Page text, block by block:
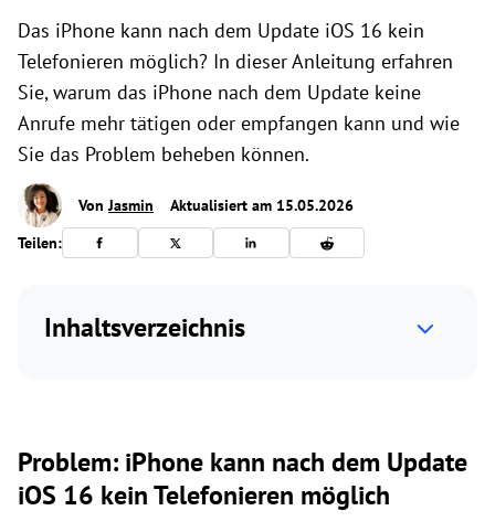
Das iPhone kann nach dem Update iOS 16 kein
Telefonieren möglich? In dieser Anleitung erfahren
Sie, warum das iPhone nach dem Update keine
Anrufe mehr tätigen oder empfangen kann und wie
Sie das Problem beheben können.
VonJasmin
Aktualisiert am 15.05.2026
Teilen:
Inhaltsverzeichnis
Problem: iPhone kann nach dem Update
iOS 16 kein Telefonieren möglich